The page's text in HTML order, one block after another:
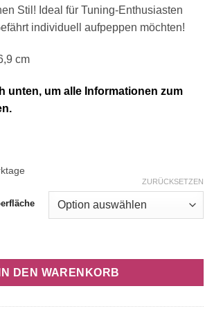
Stil! Ideal für Tuning-Enthusiasten
individuell aufpeppen möchten!
cm
unten, um alle Informationen zum
ZURÜCKSETZEN
15x6,9 cm Krone Girls Car Frauen
IN DEN WARENKORB